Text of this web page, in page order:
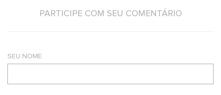
PARTICIPE COM SEU COMENTÁRIO
SEU NOME